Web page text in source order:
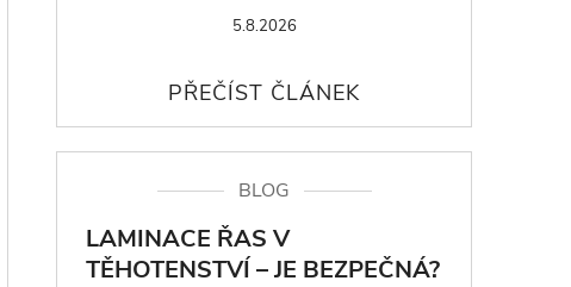
5.8.2026
BLOG
LAMINACE ŘAS V
TĚHOTENSTVÍ – JE BEZPEČNÁ?